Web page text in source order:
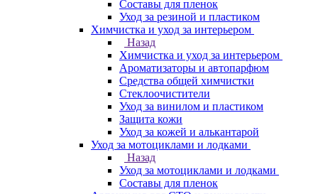
Составы для пленок
Уход за резиной и пластиком
Химчистка и уход за интерьером
Назад
Химчистка и уход за интерьером
Ароматизаторы и автопарфюм
Средства общей химчистки
Стеклоочистители
Уход за винилом и пластиком
Защита кожи
Уход за кожей и алькантарой
Уход за мотоциклами и лодками
Назад
Уход за мотоциклами и лодками
Составы для пленок